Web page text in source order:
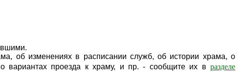
об изменениях в расписании служб, об истории храма, о
вариантах проезда к храму, и пр. - сообщите их в разделе